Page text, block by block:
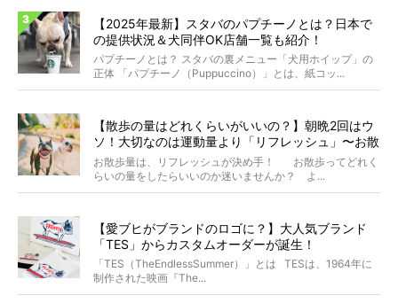
【2025年最新】スタバのパプチーノとは？日本で
の提供状況＆犬同伴OK店舗一覧も紹介！
パプチーノとは？ スタバの裏メニュー「犬用ホイップ」の
正体 「パプチーノ（Puppuccino）」とは、紙コッ...
【散歩の量はどれくらいがいいの？】朝晩2回はウ
ソ！大切なのは運動量より「リフレッシュ」〜お散
歩にまつわる疑問FAQつき〜
お散歩量は、リフレッシュが決め手！ お散歩ってどれく
らいの量をしたらいいのか迷いませんか？ よ...
【愛ブヒがブランドのロゴに？】大人気ブランド
「TES」からカスタムオーダーが誕生！
「TES（TheEndlessSummer）」とは TESは、1964年に
制作された映画『The...